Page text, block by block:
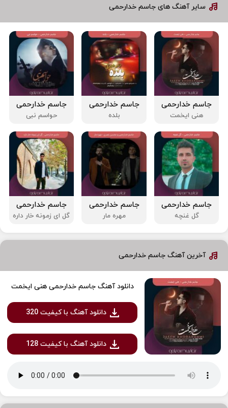
سایر آهنگ های جاسم خدارحمی
جاسم خدارحمی
هنی ایخمت
جاسم خدارحمی
بلده
جاسم خدارحمی
حواسم نبی
جاسم خدارحمی
گل غنچه
جاسم خدارحمی
مهره مار
جاسم خدارحمی
گل ای زمونه خار داره
آخرین آهنگ جاسم خدارحمی
دانلود آهنگ جاسم خدارحمی هنی ایخمت
دانلود آهنگ با کیفیت 320
دانلود آهنگ با کیفیت 128